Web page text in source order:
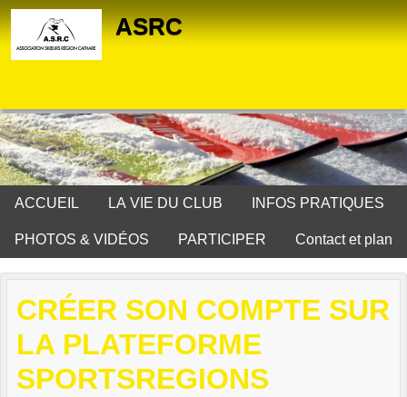
ASRC
ACCUEIL LA VIE DU CLUB INFOS PRATIQUES
PHOTOS & VIDÉOS PARTICIPER Contact et plan
CRÉER SON COMPTE SUR
LA PLATEFORME
SPORTSREGIONS
Panneau de gestion des cookies